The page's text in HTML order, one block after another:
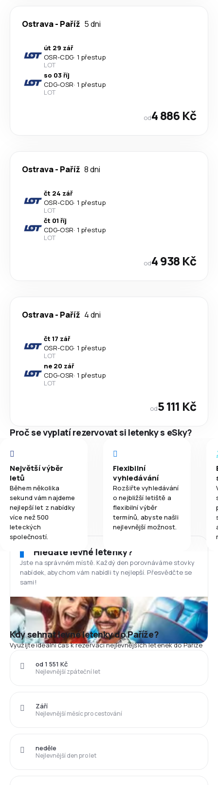
Ostrava- Paříž 5 dni
út 29 zář
OSR-CDG· 1 přestup
LOT
so 03 říj
CDG-OSR· 1 přestup
LOT
od4 886 Kč
Ostrava- Paříž 8 dni
čt 24 zář
OSR-CDG· 1 přestup
LOT
čt 01 říj
CDG-OSR· 1 přestup
LOT
od4 938 Kč
Ostrava- Paříž 4 dni
čt 17 zář
OSR-CDG· 1 přestup
LOT
ne 20 zář
CDG-OSR· 1 přestup
LOT
od5 111 Kč
Proč se vyplatí rezervovat si letenky s eSky?
Největší výběr
letů
Během několika
sekund vám najdeme
nejlepší let z nabídky
více než 500
leteckých
společností.
Flexibilní
vyhledávání
Rozšiřte vyhledávání
o nejbližší letiště a
flexibilní výběr
termínů, abyste našli
nejlevnější možnost.
Hledáte levné letenky?
Jste na správném místě. Každý den porovnáváme stovky
nabídek, abychom vám nabídli ty nejlepší. Přesvědčte se
sami!
Kdy sehnat levné letenky do Paříže?
Využijte ideální čas k rezervaci nejlevnějších letenek do Paříže
Nejlevnější zpáteční let
od 1 551 Kč
Nejlevnější měsíc pro cestování
Září
Nejlevnější den pro let
neděle